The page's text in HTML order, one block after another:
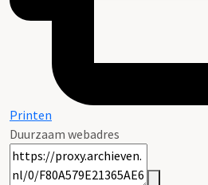
Printen
Duurzaam webadres